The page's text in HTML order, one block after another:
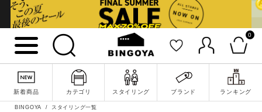
0
新着商品 カテゴリ スタイリング ブランド ランキング
詳細検索
BINGOYA スタイリング一覧